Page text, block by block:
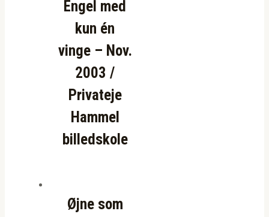
Engel med
kun én
vinge – Nov.
2003 /
Privateje
Hammel
billedskole
Øjne som